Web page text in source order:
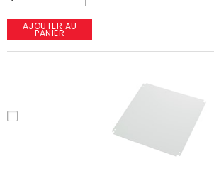
AJOUTER AU
PANIER